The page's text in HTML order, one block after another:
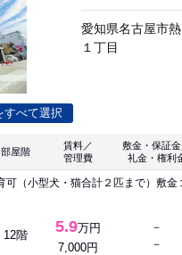
愛知県名古屋市
１丁目
すべて選択
部屋階
賃料／
管理費
敷金・保証金
礼金・権利
可（小型犬・猫合計２匹まで）敷
12階 5.9万円
7,000円
－
－